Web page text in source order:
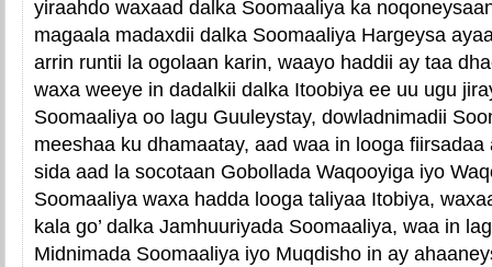
yiraahdo waxaad dalka Soomaaliya ka
magaala madaxdii dalka Soomaaliya Hargeysa
arrin runtii la ogolaan karin, waayo haddii ay taa
waxa weeye in dadalkii dalka Itoobiya ee uu ugu
Soomaaliya oo lagu Guuleystay, dowladnimadii
meeshaa ku dhamaatay, aad waa in looga
sida aad la socotaan Gobollada Waqooyiga iyo
Soomaaliya waxa hadda looga taliyaa Itobiya,
kala go’ dalka Jamhuuriyada Soomaaliya, waa in
Midnimada Soomaaliya iyo Muqdisho in ay